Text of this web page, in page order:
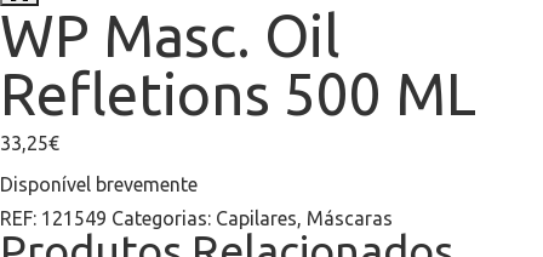
WP Masc. Oil
Refletions 500 ML
33,25€
Disponível brevemente
REF: 121549 Categorias: Capilares, Máscaras